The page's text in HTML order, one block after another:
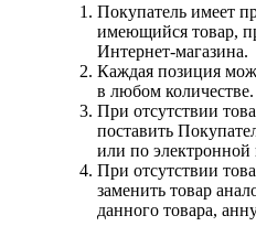
Покупатель имеет
имеющийся товар,
Интернет-магазина.
Каждая позиция
в любом количестве.
При отсутствии
поставить
или по электронной
При отсутствии
заменить товар
данного товара,